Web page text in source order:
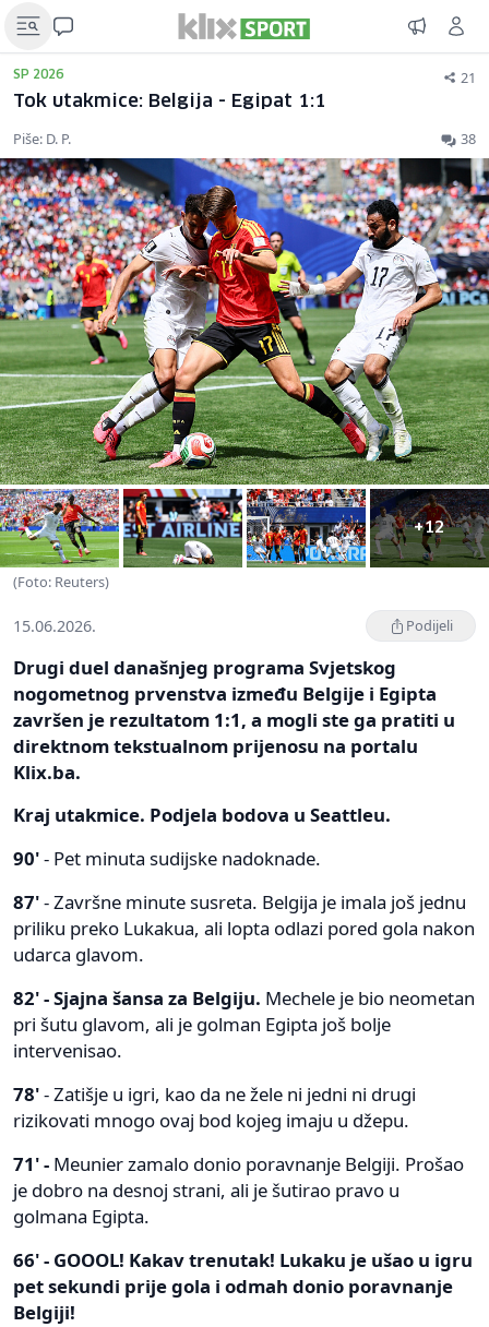
SP 2026 21
Tok utakmice: Belgija - Egipat 1:1
Piše: D. P. 38
+12
(Foto: Reuters)
15.06.2026. Podijeli
Drugi duel današnjeg programa Svjetskog
nogometnog prvenstva između Belgije i Egipta
završen je rezultatom 1:1, a mogli ste ga pratiti u
direktnom tekstualnom prijenosu na portalu
Klix.ba.
Kraj utakmice. Podjela bodova u Seattleu.
90'- Pet minuta sudijske nadoknade.
87'- Završne minute susreta. Belgija je imala još jednu
priliku preko Lukakua, ali lopta odlazi pored gola nakon
udarca glavom.
82' - Sjajna šansa za Belgiju. Mechele je bio neometan
pri šutu glavom, ali je golman Egipta još bolje
intervenisao.
78'- Zatišje u igri, kao da ne žele ni jedni ni drugi
rizikovati mnogo ovaj bod kojeg imaju u džepu.
71' - Meunier zamalo donio poravnanje Belgiji. Prošao
je dobro na desnoj strani, ali je šutirao pravo u
golmana Egipta.
66' - GOOOL! Kakav trenutak! Lukaku je ušao u igru
pet sekundi prije gola i odmah donio poravnanje
Belgiji!